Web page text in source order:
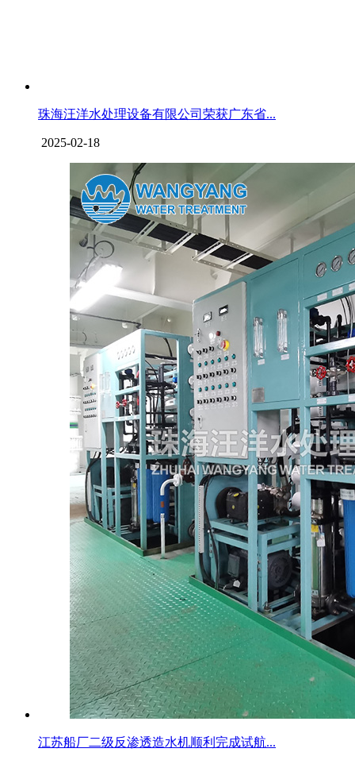
珠海汪洋水处理设备有限公司荣获广东省...
2025-02-18
江苏船厂二级反渗透造水机顺利完成试航...